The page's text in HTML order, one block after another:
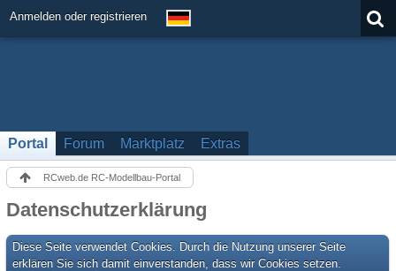
Anmelden oder registrieren
Portal Forum Marktplatz Extras
RCweb.de RC-Modellbau-Portal
Datenschutzerklärung
Diese Seite verwendet Cookies. Durch die Nutzung unserer Seite
erklären Sie sich damit einverstanden, dass wir Cookies setzen.